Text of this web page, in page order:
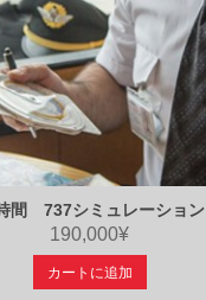
間 737シミュレーション
190,000¥
カートに追加